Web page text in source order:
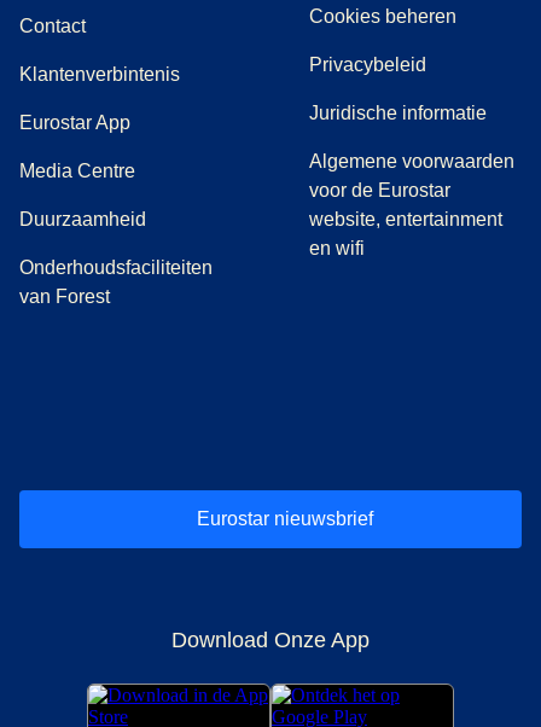
Contact
Klantenverbintenis
Eurostar App
Media Centre( opent in een nieuwe tab)
Duurzaamheid
Onderhoudsfaciliteiten
van Forest
Cookies beheren
Privacybeleid
Juridische informatie
Algemene voorwaarden
voor de Eurostar
website, entertainment
en wifi
Eurostar nieuwsbrief
Download Onze App